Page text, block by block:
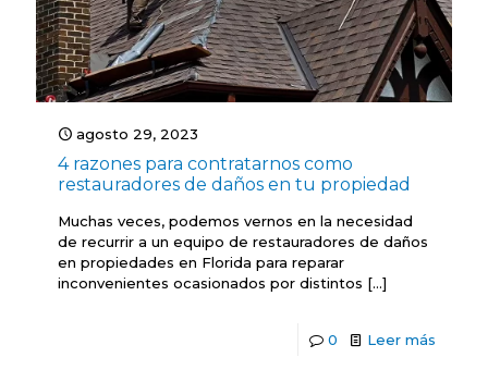
agosto 29, 2023
4 razones para contratarnos como
restauradores de daños en tu propiedad
Muchas veces, podemos vernos en la necesidad
de recurrir a un equipo de restauradores de daños
en propiedades en Florida para reparar
inconvenientes ocasionados por distintos […]
0 Leer más